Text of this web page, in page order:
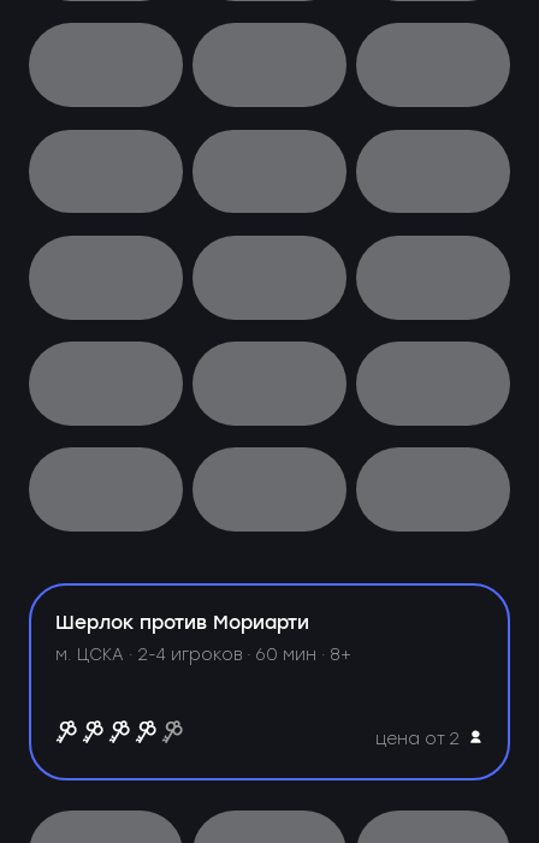
Шерлок против Мориарти
м. ЦСКА ·2-4 игроков · 60 мин · 8+
цена от 2